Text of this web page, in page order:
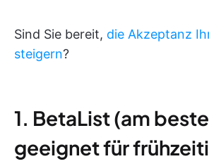
Sind Sie bereit, die Akzeptanz
steigern?
1. BetaList (am
geeignet für